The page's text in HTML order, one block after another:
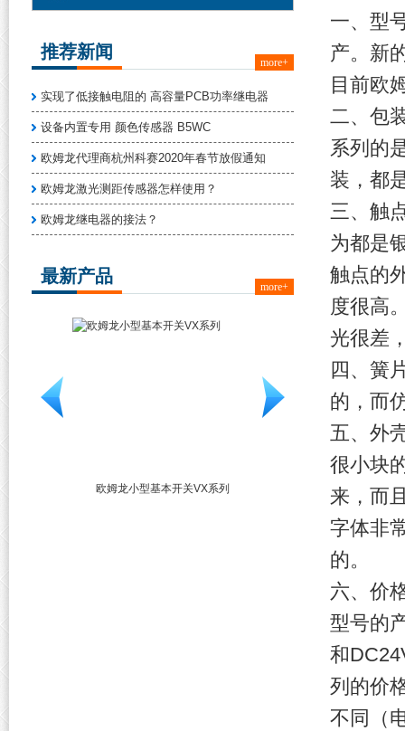
推荐新闻
more+
实现了低接触电阻的 高容量PCB功率继电器
设备内置专用 颜色传感器 B5WC
欧姆龙代理商杭州科赛2020年春节放假通知
欧姆龙激光测距传感器怎样使用？
欧姆龙继电器的接法？
最新产品
more+
旋转DIP开关A6RS系列 MOS FET继电器G3VM-
一、型
产。新
目前欧
二、包
系列的
装，都
三、触
为都是
触点的
度很高
光很差
四、簧
的，而
五、外
很小块
来，而
字体非
的。
六、价
型号的
和
列的价
不同（